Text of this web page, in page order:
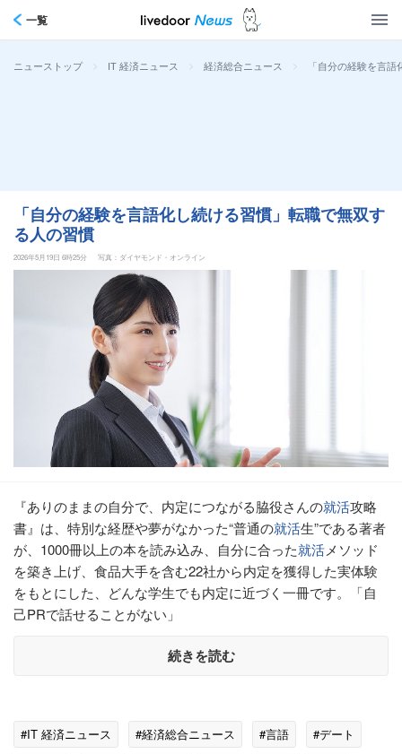
一覧
ニューストップ > IT 経済ニュース > 経済総合ニュース > 「自分の経験を言
「自分の経験を言語化し続ける習慣」転職で無双す
る人の習慣
2026年5月19日 6時25分 写真：ダイヤモンド・オンライン
『ありのままの自分で、内定につながる脇役さんの就活攻略
書』は、特別な経歴や夢がなかった“普通の就活生”である著者
が、1000冊以上の本を読み込み、自分に合った就活メソッド
を築き上げ、食品大手を含む22社から内定を獲得した実体験
をもとにした、どんな学生でも内定に近づく一冊です。「自
己PRで話せることがない」
続きを読む
#IT 経済ニュース #経済総合ニュース #言語
#デート